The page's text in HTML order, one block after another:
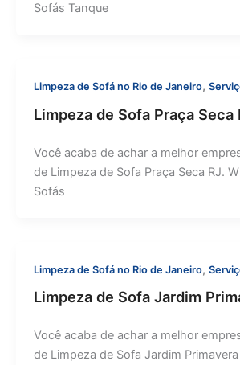
Sofás Tanque
Limpeza de Sofá no Rio de Janeiro,
Limpeza de Sofa Praça Seca
Você acaba de achar a melhor
de Limpeza de Sofa Praça Seca RJ.
Sofás
Limpeza de Sofá no Rio de Janeiro,
Limpeza de Sofa Jardim
Você acaba de achar a melhor
de Limpeza de Sofa Jardim